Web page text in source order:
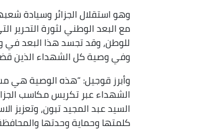
وهو استقلال الجزائر وسيادة
مع البعد الوطني لثورة
للوطن، وقد تجسد هذا البعد في
وفي وصية كل الشهداء الذين
وأبرز قوجيل: “هذه الوصية هي
الشهداء عبر تكريس مكاسب
السيد عبد المجيد تبون، وتعزيز
كلمتها وحماية وحدتها